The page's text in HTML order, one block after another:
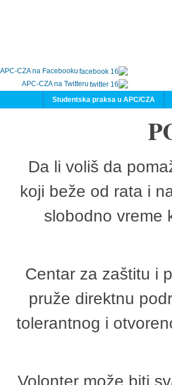
APC-CZA na Facebooku
APC-CZA na Twitteru
Studentska praksa u APC/CZA
Da li voliš da
koji beže od rata i
slobodno vreme
Centar za zaštitu i
pruže direktnu
tolerantnog i
Volonter može biti